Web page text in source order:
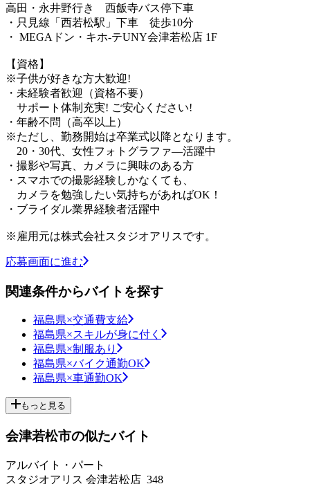
高田・永井野行き 西飯寺バス停下車
・只見線「西若松駅」下車 徒歩10分
・ MEGAドン・キホ-テUNY会津若松店 1F
【資格】
※子供が好きな方大歓迎!
・未経験者歓迎（資格不要）
サポート体制充実! ご安心ください!
・年齢不問（高卒以上）
※ただし、勤務開始は卒業式以降となります。
20・30代、女性フォトグラファ―活躍中
・撮影や写真、カメラに興味のある方
・スマホでの撮影経験しかなくても、
カメラを勉強したい気持ちがあればOK！
・ブライダル業界経験者活躍中
※雇用元は株式会社スタジオアリスです。
応募画面に進む
関連条件からバイトを探す
福島県×交通費支給
福島県×スキルが身に付く
福島県×制服あり
福島県×バイク通勤OK
福島県×車通勤OK
もっと見る
会津若松市の似たバイト
アルバイト・パート
スタジオアリス 会津若松店_348